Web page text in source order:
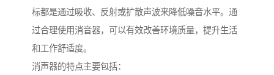
标都是通过吸收、反射或扩散声波来降低噪音水平。通
过合理使用消音器，可以有效改善环境质量，提升生活
和工作舒适度。
消声器的特点主要包括：